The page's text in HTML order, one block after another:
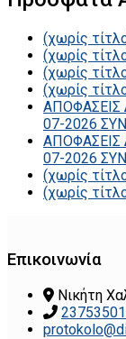
(χωρίς
(χωρίς
(χωρίς
(χωρίς
07-2026
07-2026
(χωρίς
(χωρίς
Επικοινωνία
Νικήτη